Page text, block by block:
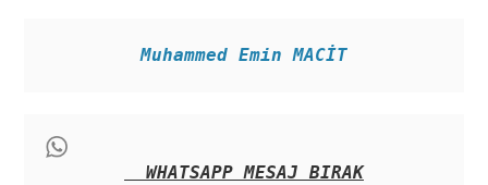
Muhammed Emin MACİT
WHATSAPP MESAJ BIRAK